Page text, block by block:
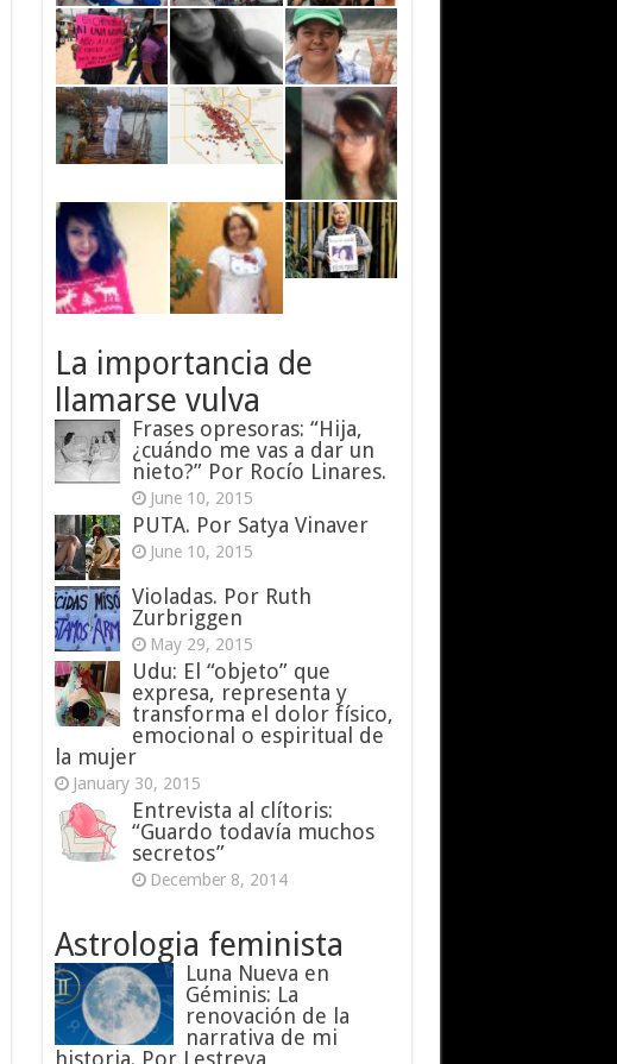
La importancia de
llamarse vulva
Frases opresoras: “Hija,
¿cuándo me vas a dar un
nieto?” Por Rocío Linares.
June 10, 2015
PUTA. Por Satya Vinaver
June 10, 2015
Violadas. Por Ruth
Zurbriggen
May 29, 2015
Udu: El “objeto” que
expresa, representa y
transforma el dolor físico,
emocional o espiritual de
la mujer
January 30, 2015
Entrevista al clítoris:
“Guardo todavía muchos
secretos”
December 8, 2014
Astrologia feminista
Luna Nueva en
Géminis: La
renovación de la
narrativa de mi